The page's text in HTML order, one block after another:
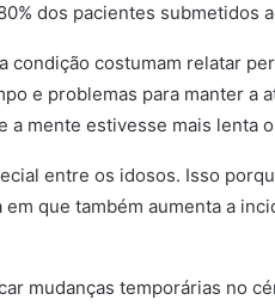
dos pacientes submetidos
condição costumam relatar
e problemas para manter a
a mente estivesse mais lenta
entre os idosos. Isso
que também aumenta a
mudanças temporárias no